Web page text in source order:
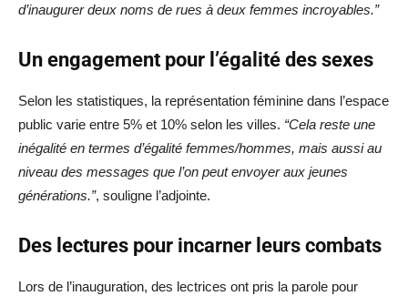
d’inaugurer deux noms de rues à deux femmes incroyables.”
Un engagement pour l’égalité des sexes
Selon les statistiques, la représentation féminine dans l’espace
public varie entre 5% et 10% selon les villes. “Cela reste une
inégalité en termes d’égalité femmes/hommes, mais aussi au
niveau des messages que l’on peut envoyer aux jeunes
générations.”, souligne l’adjointe.
Des lectures pour incarner leurs combats
Lors de l’inauguration, des lectrices ont pris la parole pour